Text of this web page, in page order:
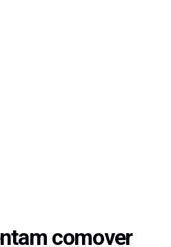
comover